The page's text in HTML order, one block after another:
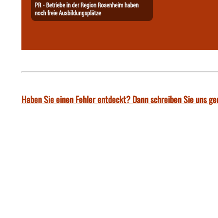
Haben Sie einen Fehler entdeckt? Dann schreiben Sie uns